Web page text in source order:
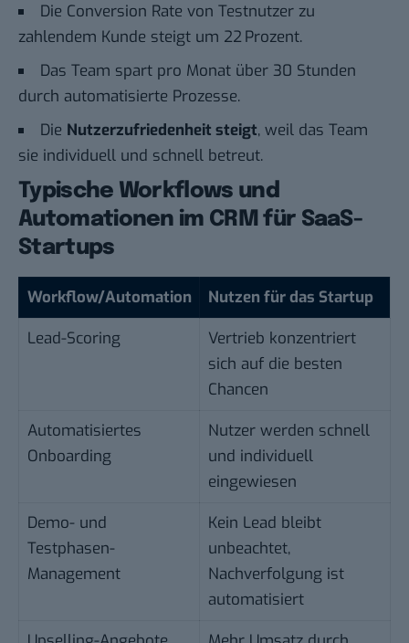
Die Conversion Rate von Testnutzer zu
zahlendem Kunde steigt um 22 Prozent.
Das Team spart pro Monat über 30 Stunden
durch automatisierte Prozesse.
Die Nutzerzufriedenheit steigt, weil das Team
sie individuell und schnell betreut.
Typische Workflows und
Automationen im CRM für SaaS-
Startups
Workflow/Automation
Nutzen für das Startup
Lead-Scoring
Vertrieb konzentriert
sich auf die besten
Chancen
Automatisiertes
Onboarding
Nutzer werden schnell
und individuell
eingewiesen
Demo- und
Testphasen-
Management
Kein Lead bleibt
unbeachtet,
Nachverfolgung ist
automatisiert